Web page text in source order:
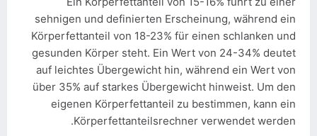
sehnigen und definierten Erscheinung, während ein
Körperfettanteil von 18-23% für einen schlanken und
gesunden Körper steht. Ein Wert von 24-34% deutet
auf leichtes Übergewicht hin, während ein Wert von
über 35% auf starkes Übergewicht hinweist. Um den
eigenen Körperfettanteil zu bestimmen, kann ein
Körperfettanteilsrechner verwendet werden.